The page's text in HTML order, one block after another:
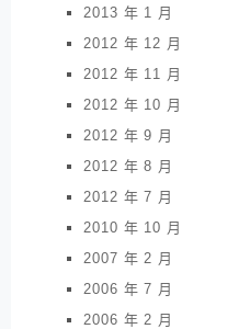
2013 年 1 月
2012 年 12 月
2012 年 11 月
2012 年 10 月
2012 年 9 月
2012 年 8 月
2012 年 7 月
2010 年 10 月
2007 年 2 月
2006 年 7 月
2006 年 2 月